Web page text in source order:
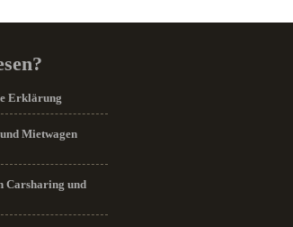
Erklärung
Mietwagen
Carsharing und